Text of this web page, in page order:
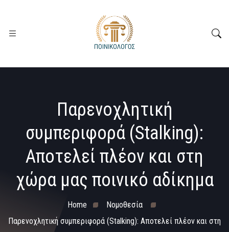
Παρενοχλητική
συμπεριφορά (Stalking):
Αποτελεί πλέον και στη
χώρα μας ποινικό αδίκημα
Home
Νομοθεσία
Παρενοχλητική συμπεριφορά (Stalking): Αποτελεί πλέον και στη